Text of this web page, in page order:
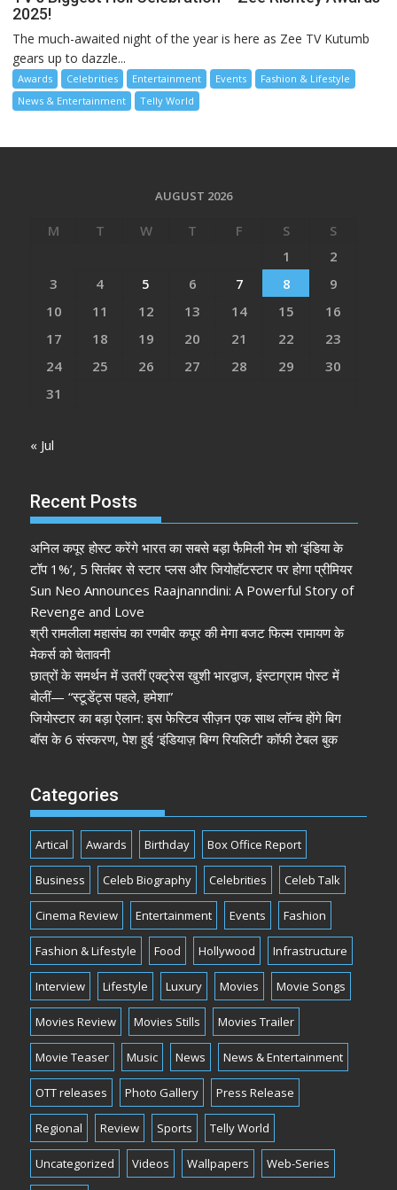
2025!
The much-awaited night of the year is here as Zee TV Kutumb
gears up to dazzle...
Awards Celebrities Entertainment Events
Fashion & Lifestyle
News & Entertainment
Telly World
AUGUST 2026
M T W T F S
S
1
2
3
4 5 6 7 8
9
10
11 12 13 14 15
16
17
18 19 20 21 22
23
24
25 26 27 28 29
30
31
« Jul
Recent Posts
अनिल कपूर होस्ट करेंगे भारत का सबसे बड़ा फैमिली गेम शो ‘इंडिया के
टॉप 1%’, 5 सितंबर से स्टार प्लस और जियोहॉटस्टार पर होगा प्रीमियर
Sun Neo Announces Raajnanndini: A Powerful Story of
Revenge and Love
श्री रामलीला महासंघ का रणबीर कपूर की मेगा बजट फिल्म रामायण के
मेकर्स को चेतावनी
छात्रों के समर्थन में उतरीं एक्ट्रेस खुशी भारद्वाज, इंस्टाग्राम पोस्ट में
बोलीं— “स्टूडेंट्स पहले, हमेशा”
जियोस्टार का बड़ा ऐलान: इस फेस्टिव सीज़न एक साथ लॉन्च होंगे बिग
बॉस के 6 संस्करण, पेश हुई ‘इंडियाज़ बिग्ग रियलिटी’ कॉफी टेबल बुक
Categories
Artical Awards Birthday Box Office Report
Business Celeb Biography Celebrities Celeb Talk
Cinema Review Entertainment Events Fashion
Fashion & Lifestyle Food Hollywood Infrastructure
Interview Lifestyle Luxury Movies Movie Songs
Movies Review Movies Stills Movies Trailer
Movie Teaser Music News News & Entertainment
OTT releases Photo Gallery Press Release
Regional Review Sports Telly World
Uncategorized Videos Wallpapers Web-Series